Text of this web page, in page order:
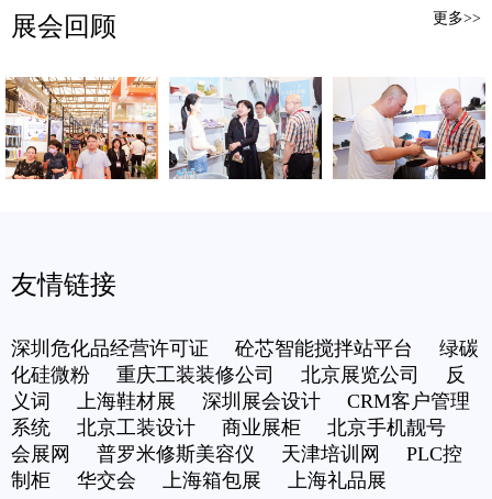
展会回顾 更多>>
友情链接
深圳危化品经营许可证 砼芯智能搅拌站平台
绿碳
化硅微粉
重庆工装装修公司 北京展览公司
反
义词
上海鞋材展 深圳展会设计
CRM客户管理
系统
北京工装设计 商业展柜
北京手机靓号
会展网
普罗米修斯美容仪 天津培训网
PLC控
制柜
华交会 上海箱包展 上海礼品展